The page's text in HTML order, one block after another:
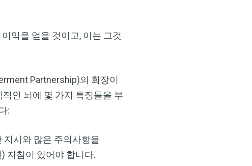
익을 얻을 것이고, 이는 그것
Partnership)의 회장이
인 뇌에 몇 가지 특징들을 부
:
지시와 많은 주의사항을
지침이 있어야 합니다.